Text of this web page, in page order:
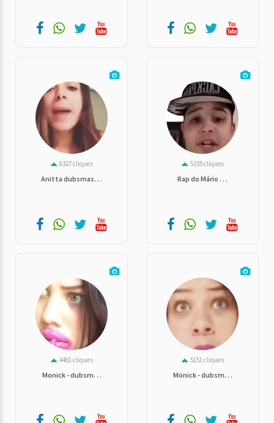
6327 cliques
Anitta dubsmas. . .
5335 cliques
Rap do Mário . . .
4461 cliques
Monick - dubsm. . .
5151 cliques
Monick - dubsm. . .